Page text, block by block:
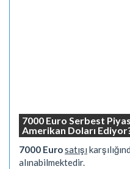
7000 Euro Serbest
Amerikan Doları
7000 Eurosatışı
alınabilmektedir.